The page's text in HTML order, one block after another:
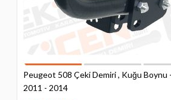
Peugeot 508 Çeki Demiri , Kuğu Boynu
2011 - 2014